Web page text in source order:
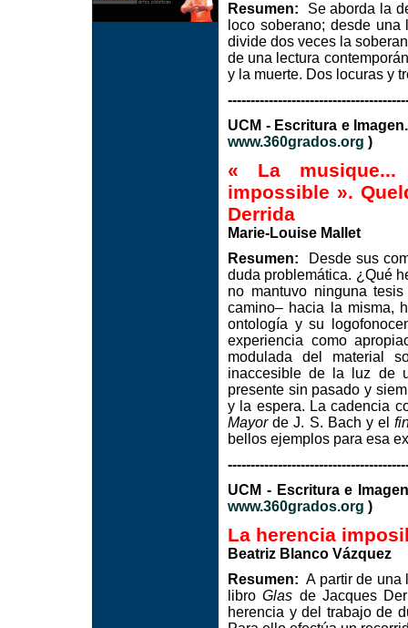
Resumen: Se aborda la
loco soberano; desde
divide dos veces la
de una lectura
y la muerte. Dos locuras y
UCM - Escritura e
www.360grados.org )
« La musique...
impossible ».
Derrida
Marie-Louise Mallet
Resumen: Desde sus
duda problemática. ¿Qué
no mantuvo ninguna
camino– hacia la misma,
ontología y su
experiencia como
modulada del material
inaccesible de la luz de
presente sin pasado y
y la espera. La cadencia
Mayorde J. S. Bach y el
bellos ejemplos para esa
UCM - Escritura e
www.360grados.org )
La herencia
Beatriz Blanco Vázquez
Resumen: A partir de una
libroGlas de Jacques
herencia y del trabajo de